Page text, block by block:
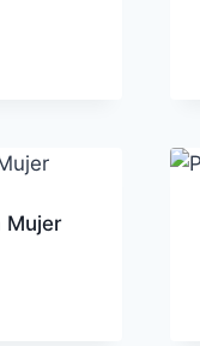
Mujer